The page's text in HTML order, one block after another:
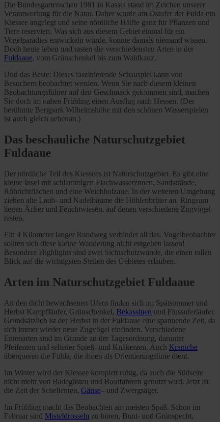
Die Bundesgartenschau 1981 in Kassel stand im Zeichen unserer
Verantwortung für die Natur. Daher wurde am Ostufer der Fulda ein
Kiessee angelegt und seine nördliche Hälfte ganz für Pflanzen und
Tiere reserviert. Was sich aus diesem Gebiet einmal für ein
Vogelparadies entwickeln würde, konnte damals niemand wissen.
Doch heute leben und rasten die verschiedensten Arten in der
Fuldaaue, vom Grünschenkel bis zum Waldkauz.
Und das Beste: Dieses faszinierende Schauspiel kann von
Besuchern beobachtet werden. Wenn Sie nach diesem kleinen
Beobachtungsführer auf den Geschmack gekommen sind, machen
Sie doch im nahen Frühling einen Ausflug nach Hessen. (Der
berühmte Bergpark Wilhelmshöhe mit den schönen Wasserspielen
ist auch gleich nebenan.)
Das beschauliche Naturschutzgebiet
Fuldaaue
Der nördliche Teil des Kiessees ist Naturschutzgebiet. Es gibt eine
kleine Insel mit schlammigen Flachwasserzonen, Sandstrände,
Röhrichtflächen und eine Weichholzaue. In der weiteren Umgebung
ziehen alte Laub- und Nadelbäume die Höhlenbrüter an. Ringsum
liegen Äcker und Feuchtwiesen, auf denen verschiedene Zugvögel
rasten.
Ein 4 Kilometer langer Rundweg verbindet all das. Vogelbeobachter
sollten sich diese kleine Wanderung nicht entgehen lassen!
Besondere Highlights sind zwei Sichtschutzwände, die einen tollen
Blick auf die wichtigsten Stellen des Gebietes erlauben.
Arten im Naturschutzgebiet Fuldaaue
An den dicht bewachsenen Ufern finden sich im Spätsommer und
Herbst Kampfläufer, Grünschenkel, Bekassinen und Flussuferläufer.
Grundsätzlich ist der Herbst in der Fuldaaue eine spannende Zeit, da
sich immer wieder neue Zugvögel einfinden. Verschiedene
Entenarten sind im Grunde an der Tagesordnung, darunter
Pfeifenten und seltener Spieß- und Knäkenten. Auch Kraniche
überqueren die Fulda, die ihnen als Orientierungslinie dient.
Im Winter wird der Kiessee komplett ruhig, da auch die Südseite
nicht mehr von Badegästen und Bootfahrern genutzt wird. Jetzt ist
die Zeit der Schellenten, Gänse– und Zwergsäger.
Im Frühling macht das Beobachten am meisten Spaß. Schon im
Februar sind Misteldrosseln zu hören, Bunt- und Grünspecht,